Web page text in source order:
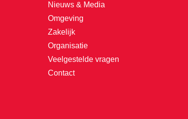
Nieuws & Media
Omgeving
Zakelijk
Organisatie
Veelgestelde vragen
Contact